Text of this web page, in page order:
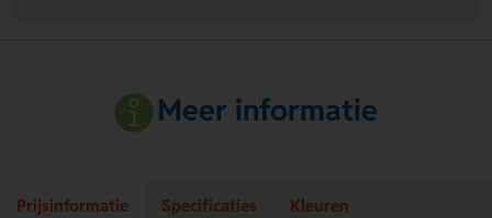
Meer informatie
Prijsinformatie Specificaties Kleuren